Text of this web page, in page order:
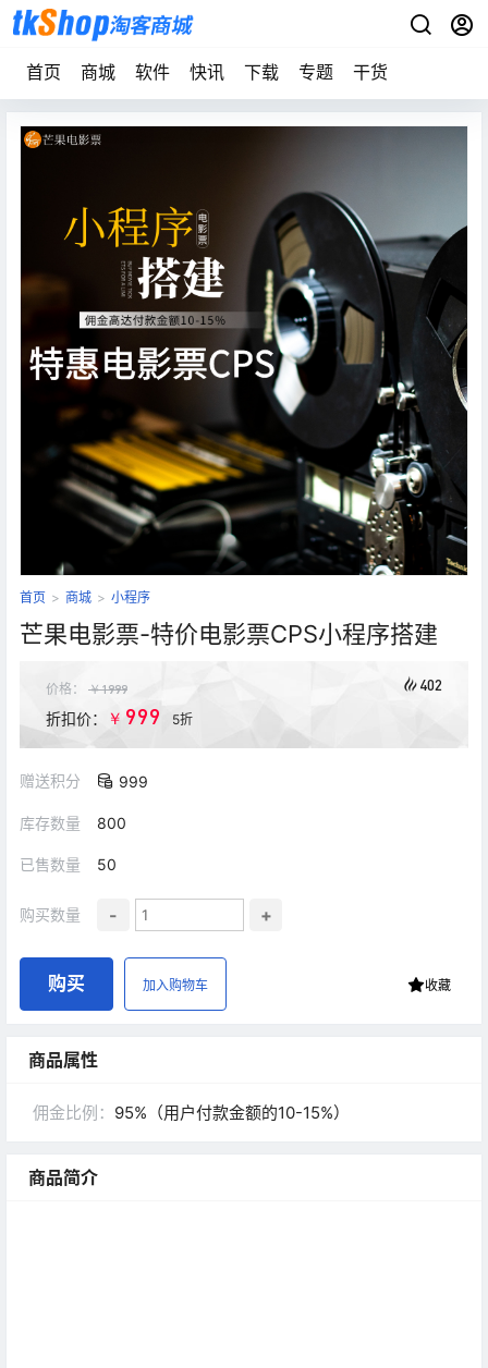
首页 商城 软件 快讯 下载 专题 干货
首页 > 商城 > 小程序
芒果电影票-特价电影票CPS小程序搭建
价格： ￥1999
折扣价： ￥ 999 5折
402
赠送积分 999
库存数量 800
已售数量 50
购买数量 - +
购买 加入购物车 收藏
商品属性
佣金比例： 95%（用户付款金额的10-15%）
商品简介